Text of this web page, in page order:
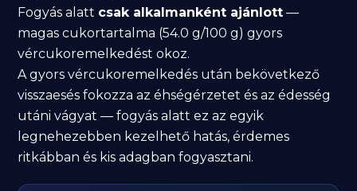
Fogyás alatt csak alkalmanként ajánlott —
magas cukortartalma (54.0 g/100 g) gyors
vércukoremelkedést okoz.
A gyors vércukoremelkedés után bekövetkező
visszaesés fokozza az éhségérzetet és az édesség
utáni vágyat — fogyás alatt ez az egyik
legnehezebben kezelhető hatás, érdemes
ritkábban és kis adagban fogyasztani.